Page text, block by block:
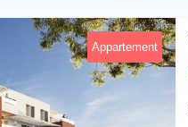
Appartement